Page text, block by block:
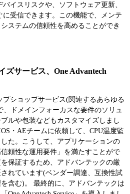
イスリスクや、ソフトウェア更新、
受信できます。この機能で、メンテ
ステムの信頼性を高めることができ
ズサービス、One Advantech
ショップサービス(関連するあらゆる
ドメインフォーカスな要件のソリュ
ルや包装などもカスタマイズしまし
・AEチームに依頼して、CPU温度監
た。こうして、アプリケーションの
頼性な運用要件」を満たすことがで
保証するため、アドバンテックの厳
れています(ベンダー調達、互換性試
含む)。 最終的に、アドバンテックは